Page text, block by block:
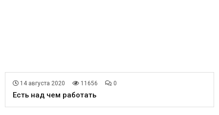
14 августа 2020 11656 0
Есть над чем работать